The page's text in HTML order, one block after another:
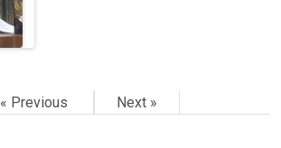
« Previous Next »